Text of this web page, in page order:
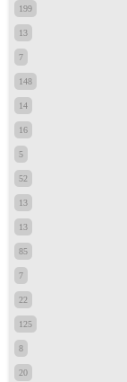
199
13
7
148
14
16
5
52
13
13
85
7
22
125
8
20